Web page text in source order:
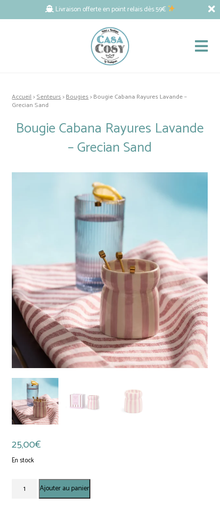
Livraison offerte en point relais dès 59€
Accueil>Senteurs>Bougies> Bougie Cabana Rayures Lavande –
Grecian Sand
Bougie Cabana Rayures Lavande
– Grecian Sand
25,00€
En stock
Ajouter au panier